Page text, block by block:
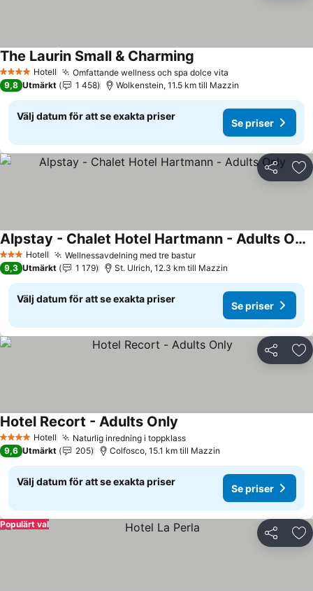
4 StjärnorHotell Omfattande wellness och spa dolce vita
The Laurin Small & Charming
9,8 Utmärkt 1 458 Wolkenstein, 11.5 km till Mazzin
Välj datum för att se exakta priser
Se priser
Dela
3 StjärnorHotell Wellnessavdelning med tre basturSe priser
Alpstay - Chalet Hotel Hartmann - Adults Only
Se priser
9,3 Utmärkt 1 179 St. Ulrich, 12.3 km till Mazzin
Välj datum för att se exakta priser
Se priser
Dela
4 StjärnorHotell Naturlig inredning i toppklassSe priser
Hotel Recort - Adults Only
9,6 Utmärkt 205 Colfosco, 15.1 km till Mazzin
Välj datum för att se exakta priser
Se priser
Dela
Populärt val